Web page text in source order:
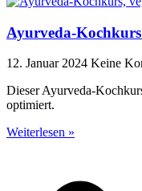
Ayurveda-
12. Januar 2024 Keine
Dieser Ayurveda-
optimiert.
Weiterlesen »